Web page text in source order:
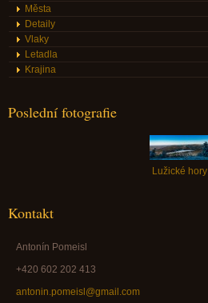
Města
Detaily
Vlaky
Letadla
Krajina
Poslední fotografie
Lužické hory
Kontakt
Antonín Pomeisl
+420 602 202 413
antonin.pomeisl@gmail.com